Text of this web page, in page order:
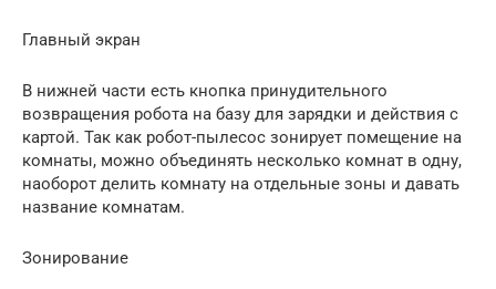
Главный экран
В нижней части есть кнопка принудительного
возвращения робота на базу для зарядки и действия с
картой. Так как робот-пылесос зонирует помещение на
комнаты, можно объединять несколько комнат в одну,
наоборот делить комнату на отдельные зоны и давать
название комнатам.
Зонирование